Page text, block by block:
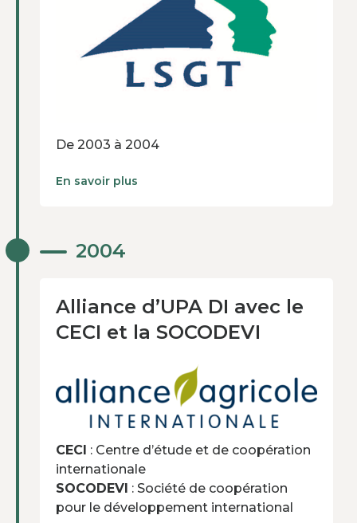
De 2003 à 2004
En savoir plus
2004
Alliance d’UPA DI avec le
CECI et la SOCODEVI
CECI : Centre d’étude et de coopération
internationale
SOCODEVI : Société de coopération
pour le développement international